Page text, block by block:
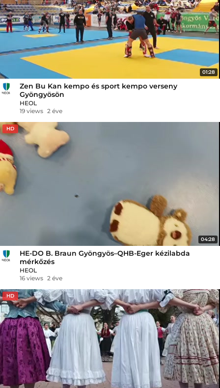
01:28
Zen Bu Kan kempo és sport kempo verseny
Gyöngyösön
HEOL
19 views 2 éve
HD
04:28
HE-DO B. Braun Gyöngyös–QHB-Eger kézilabda
mérkőzés
HEOL
16 views 2 éve
HD